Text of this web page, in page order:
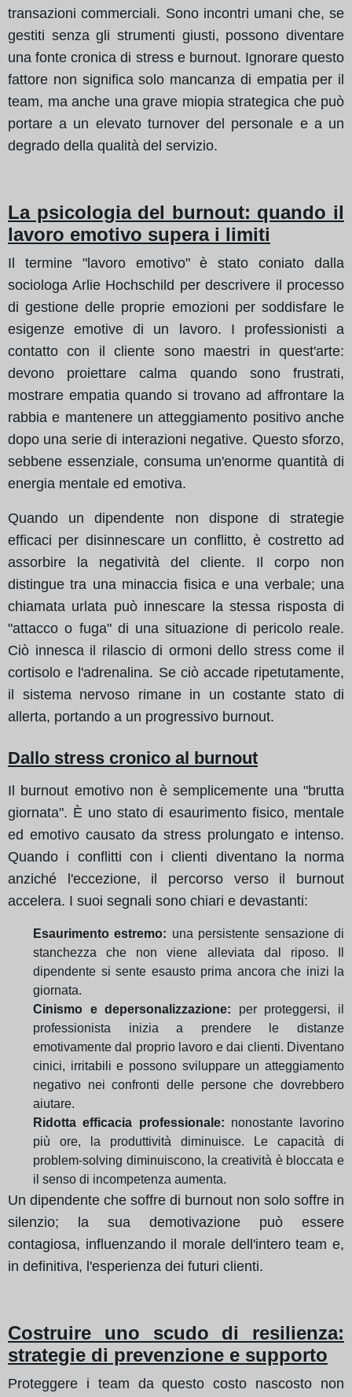
transazioni commerciali. Sono incontri umani che, se
gestiti senza gli strumenti giusti, possono diventare
una fonte cronica di stress e burnout. Ignorare questo
fattore non significa solo mancanza di empatia per il
team, ma anche una grave miopia strategica che può
portare a un elevato turnover del personale e a un
degrado della qualità del servizio.
La psicologia del burnout: quando il
lavoro emotivo supera i limiti
Il termine "lavoro emotivo" è stato coniato dalla
sociologa Arlie Hochschild per descrivere il processo
di gestione delle proprie emozioni per soddisfare le
esigenze emotive di un lavoro. I professionisti a
contatto con il cliente sono maestri in quest'arte:
devono proiettare calma quando sono frustrati,
mostrare empatia quando si trovano ad affrontare la
rabbia e mantenere un atteggiamento positivo anche
dopo una serie di interazioni negative. Questo sforzo,
sebbene essenziale, consuma un'enorme quantità di
energia mentale ed emotiva.
Quando un dipendente non dispone di strategie
efficaci per disinnescare un conflitto, è costretto ad
assorbire la negatività del cliente. Il corpo non
distingue tra una minaccia fisica e una verbale; una
chiamata urlata può innescare la stessa risposta di
"attacco o fuga" di una situazione di pericolo reale.
Ciò innesca il rilascio di ormoni dello stress come il
cortisolo e l'adrenalina. Se ciò accade ripetutamente,
il sistema nervoso rimane in un costante stato di
allerta, portando a un progressivo burnout.
Dallo stress cronico al burnout
Il burnout emotivo non è semplicemente una "brutta
giornata". È uno stato di esaurimento fisico, mentale
ed emotivo causato da stress prolungato e intenso.
Quando i conflitti con i clienti diventano la norma
anziché l'eccezione, il percorso verso il burnout
accelera. I suoi segnali sono chiari e devastanti:
Esaurimento estremo: una persistente sensazione di
stanchezza che non viene alleviata dal riposo. Il
dipendente si sente esausto prima ancora che inizi la
giornata.
Cinismo e depersonalizzazione: per proteggersi, il
professionista inizia a prendere le distanze
emotivamente dal proprio lavoro e dai clienti. Diventano
cinici, irritabili e possono sviluppare un atteggiamento
negativo nei confronti delle persone che dovrebbero
aiutare.
Ridotta efficacia professionale: nonostante lavorino
più ore, la produttività diminuisce. Le capacità di
problem-solving diminuiscono, la creatività è bloccata e
il senso di incompetenza aumenta.
Un dipendente che soffre di burnout non solo soffre in
silenzio; la sua demotivazione può essere
contagiosa, influenzando il morale dell'intero team e,
in definitiva, l'esperienza dei futuri clienti.
Costruire uno scudo di resilienza:
strategie di prevenzione e supporto
Proteggere i team da questo costo nascosto non